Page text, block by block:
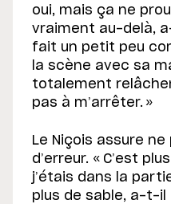
oui, mais ça ne
vraiment au-delà,
fait un petit peu
la scène avec sa
totalement
pas à m’arrêter. »
Le Niçois assure
d’erreur. « C’est
j’étais dans la
plus de sable, a-t-il